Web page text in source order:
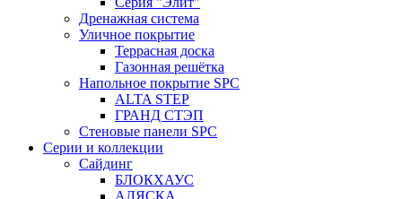
Дренажная система
Уличное покрытие
Террасная доска
Газонная решётка
Напольное покрытие SPC
ALTA STEP
ГРАНД СТЭП
Стеновые панели SPC
Серии и коллекции
Сайдинг
БЛОКХАУС
АЛЯСКА